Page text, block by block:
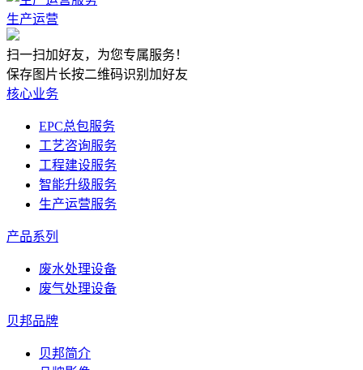
生产运营
扫一扫加好友，为您专属服务！
保存图片长按二维码识别加好友
核心业务
EPC总包服务
工艺咨询服务
工程建设服务
智能升级服务
生产运营服务
产品系列
废水处理设备
废气处理设备
贝邦品牌
贝邦简介